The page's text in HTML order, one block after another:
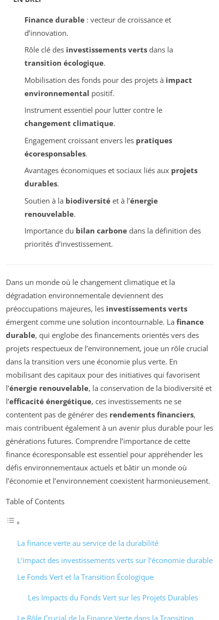
Finance durable: vecteur de croissance et
d’innovation.
Rôle clé des investissements vertsdans la
transition écologique.
Mobilisation des fonds pour des projets à impact
environnemental positif.
Instrument essentiel pour lutter contre le
changement climatique.
Engagement croissant envers les pratiques
écoresponsables.
Avantages économiques et sociaux liés aux projets
durables.
Soutien à la biodiversitéet à l’énergie
renouvelable.
Importance du bilan carbonedans la définition des
priorités d’investissement.
Dans un monde où le changement climatique et la
dégradation environnementale deviennent des
préoccupations majeures, les investissements verts
émergent comme une solution incontournable. La finance
durable, qui englobe des financements orientés vers des
projets respectueux de l’environnement, joue un rôle crucial
dans la transition vers une économie plus verte. En
mobilisant des capitaux pour des initiatives qui favorisent
l’énergie renouvelable, la conservation de la biodiversité et
l’efficacité énergétique, ces investissements ne se
contentent pas de générer des rendements financiers,
mais contribuent également à un avenir plus durable pour les
générations futures. Comprendre l’importance de cette
finance écoresponsable est essentiel pour appréhender les
défis environnementaux actuels et bâtir un monde où
l’économie et l’environnement coexistent harmonieusement.
Table of Contents
La finance verte au service de la durabilité
L’impact des investissements verts sur l’économie durable
Le Fonds Vert et la Transition Écologique
Les Impacts du Fonds Vert sur les Projets Durables